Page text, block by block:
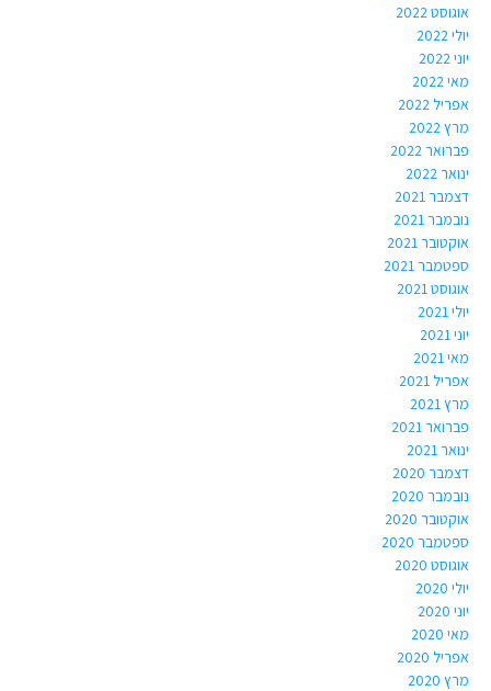
אוגוסט 2022
יולי 2022
יוני 2022
מאי 2022
אפריל 2022
מרץ 2022
פברואר 2022
ינואר 2022
דצמבר 2021
נובמבר 2021
אוקטובר 2021
ספטמבר 2021
אוגוסט 2021
יולי 2021
יוני 2021
מאי 2021
אפריל 2021
מרץ 2021
פברואר 2021
ינואר 2021
דצמבר 2020
נובמבר 2020
אוקטובר 2020
ספטמבר 2020
אוגוסט 2020
יולי 2020
יוני 2020
מאי 2020
אפריל 2020
מרץ 2020